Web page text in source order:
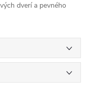
dverí a pevného